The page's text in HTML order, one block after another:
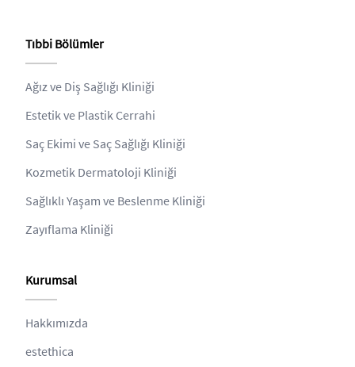
Tıbbi Bölümler
Ağız ve Diş Sağlığı Kliniği
Estetik ve Plastik Cerrahi
Saç Ekimi ve Saç Sağlığı Kliniği
Kozmetik Dermatoloji Kliniği
Sağlıklı Yaşam ve Beslenme Kliniği
Zayıflama Kliniği
Kurumsal
Hakkımızda
estethica